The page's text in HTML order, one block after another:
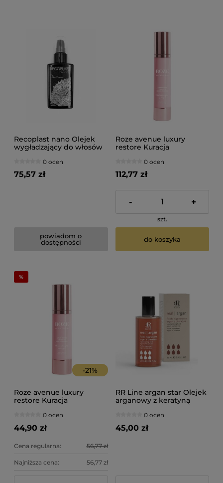
Recoplast nano Olejek
wygładzający do włosów
prostowaniu i nanoplastii
100ml
0 ocen
75,57 zł
powiadom o
dostępności
Roze avenue luxury
restore Kuracja
0 ocen
112,77 zł
- +
szt.
do koszyka
-21%
Roze avenue luxury
restore Kuracja
0 ocen
44,90 zł
Cena regularna: 56,77 zł
Najniższa cena: 56,77 zł
RR Line argan star Olejek
arganowy z keratyną
0 ocen
45,00 zł